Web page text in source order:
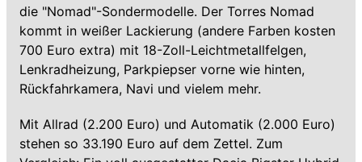
die "Nomad"-Sondermodelle. Der Torres Nomad
kommt in weißer Lackierung (andere Farben kosten
700 Euro extra) mit 18-Zoll-Leichtmetallfelgen,
Lenkradheizung, Parkpiepser vorne wie hinten,
Rückfahrkamera, Navi und vielem mehr.
Mit Allrad (2.200 Euro) und Automatik (2.000 Euro)
stehen so 33.190 Euro auf dem Zettel. Zum